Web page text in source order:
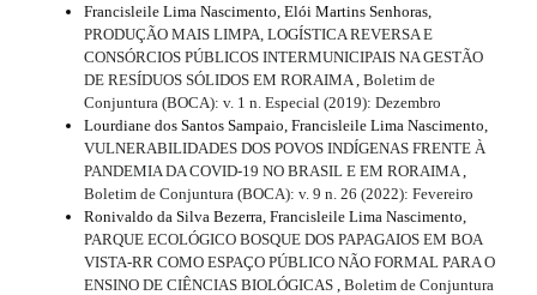
Francisleile Lima Nascimento, Elói Martins Senhoras,
PRODUÇÃO MAIS LIMPA, LOGÍSTICA REVERSA E
CONSÓRCIOS PÚBLICOS INTERMUNICIPAIS NA GESTÃO
DE RESÍDUOS SÓLIDOS EM RORAIMA Boletim de
Conjuntura (BOCA): v. 1 n. Especial (2019): Dezembro
Lourdiane dos Santos Sampaio, Francisleile Lima Nascimento,
VULNERABILIDADES DOS POVOS INDÍGENAS FRENTE À
PANDEMIA DA COVID-19 NO BRASIL E EM RORAIMA
Boletim de Conjuntura (BOCA): v. 9 n. 26 (2022): Fevereiro
Ronivaldo da Silva Bezerra, Francisleile Lima Nascimento,
PARQUE ECOLÓGICO BOSQUE DOS PAPAGAIOS EM BOA
VISTA-RR COMO ESPAÇO PÚBLICO NÃO FORMAL PARA O
ENSINO DE CIÊNCIAS BIOLÓGICAS Boletim de Conjuntura